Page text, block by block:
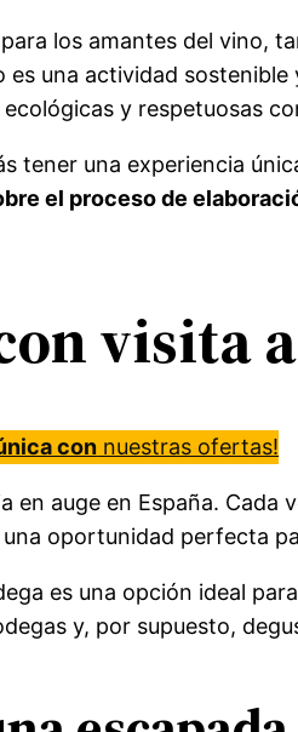
los amantes del vino,
es una actividad
y respetuosas
tener una experiencia
el proceso de
visita
con nuestras ofertas!
en auge en España.
oportunidad perfecta
es una opción ideal
y, por supuesto,